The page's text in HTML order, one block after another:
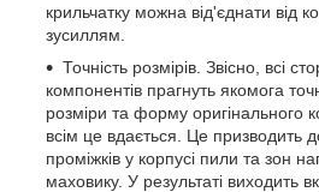
крильчатку можна від'єднати від
зусиллям.
Точність розмірів. Звісно, всі
компонентів прагнуть якомога
розміри та форму оригінального
всім це вдається. Це призводить
проміжків у корпусі пили та зон
маховику. У результаті виходить